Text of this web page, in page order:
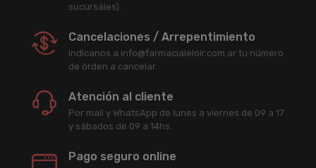
sucursales).
Cancelaciones / Arrepentimiento
Indicanos a info@farmacialeloir.com.ar tu número
de órden a cancelar.
Atención al cliente
Por mail y WhatsApp de lunes a viernes de 09 a 17
y sábados de 09 a 14hs.
Pago seguro online